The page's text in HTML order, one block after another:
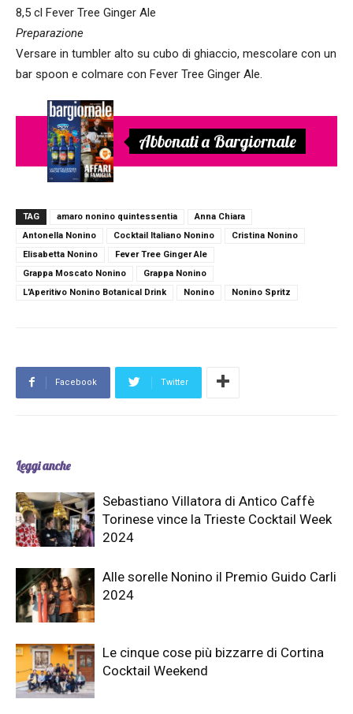
8,5 cl Fever Tree Ginger Ale
Preparazione
Versare in tumbler alto su cubo di ghiaccio, mescolare con un
bar spoon e colmare con Fever Tree Ginger Ale.
Abbonati a Bargiornale
TAG amaro nonino quintessentia
Anna Chiara
Antonella Nonino
Cocktail Italiano Nonino
Cristina Nonino
Elisabetta Nonino
Fever Tree Ginger Ale
Grappa Moscato Nonino
Grappa Nonino
L'Aperitivo Nonino Botanical Drink
Nonino Nonino Spritz
Facebook Twitter
Leggi anche
Sebastiano Villatora di Antico Caffè
Torinese vince la Trieste Cocktail Week
2024
Alle sorelle Nonino il Premio Guido Carli
2024
Le cinque cose più bizzarre di Cortina
Cocktail Weekend